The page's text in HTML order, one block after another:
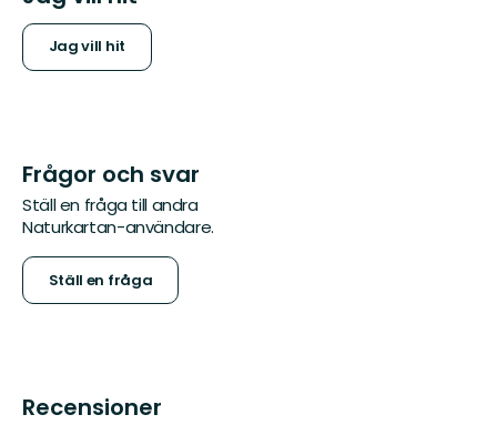
Jag vill hit
Frågor och svar
Ställ en fråga till andra
Naturkartan-användare.
Ställ en fråga
Recensioner